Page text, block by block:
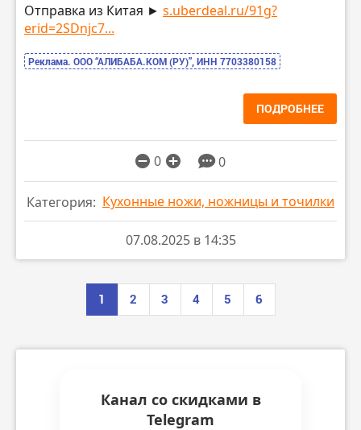
Отправка из Китая ► s.uberdeal.ru/91g?
erid=2SDnjc7...
Реклама. ООО “АЛИБАБА.КОМ (РУ)”, ИНН 7703380158
ПОДРОБНЕЕ
0 0
Категория: Кухонные ножи, ножницы и точилки
07.08.2025 в 14:35
1 2 3 4 5 6
Канал со скидками в
Telegram